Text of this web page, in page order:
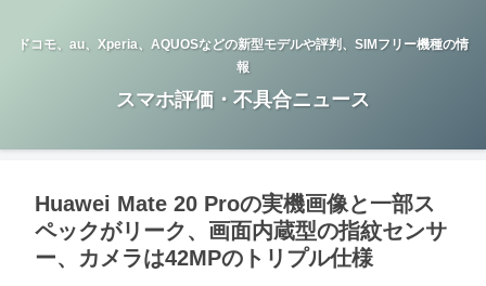
ドコモ、au、Xperia、AQUOSなどの新型モデルや評判、SIMフリー機種の情
報
スマホ評価・不具合ニュース
Huawei Mate 20 Proの実機画像と一部ス
ペックがリーク、画面内蔵型の指紋センサ
ー、カメラは42MPのトリプル仕様